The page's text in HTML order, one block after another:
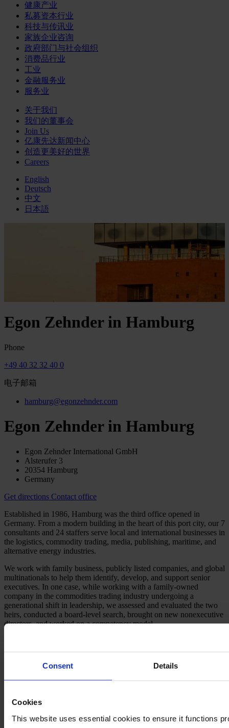
Consent Details
Cookies
This website uses essential cookies to ensure it functions
健康产业
私募资本行业
科技与传讯业
家族企业咨询
政府部门与社会组织
消费品行业
工业
金融服务业
服务业
关于我们
我们的董事会
Join Us
亿康先达新闻中心
创造更美好的世界
Careers
English
Deutsch
中文
日本語
Egon Zehnder in Hamburg
Phone
+49 40 32 32 40 0
电子邮箱
hamburg@egonzehnder.com
Egon Zehnder in Hamburg
Egon Zehnder International GmbH
Alsterufer 3
20354 Hamburg
Germany
Get directions Contact office
Established in 1986, Hamburg was the third office opened in
Germany. From a modern building in the heart of this port city, our 7
consultants and 24 staffers serve local and international businesses in
the logistics, commodity trading, media, publishing, maritime, and
alternative energy industries.
We work with family business, publicly listed companies, and global
multinationals to help them identify, develop, and support senior
executives. In one case, while working with a family-owned
company in the commodities trading industry undergoing a
generational shift in leadership, we assessed and evaluated the two
heirs, conducted a board-level search, brought on new nonexecutive
directors, and worked on a competency model.
alumni community, which gets together semiannually. We look
Meet theHamburg Team
加载更多See All 顾问